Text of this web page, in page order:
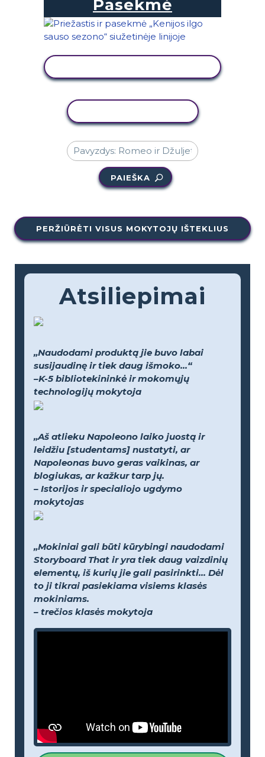
Pasekmė
PAIEŠKA
PERŽIŪRĖTI VISUS MOKYTOJŲ IŠTEKLIUS
Atsiliepimai
„Naudodami produktą jie buvo labai
susijaudinę ir tiek daug išmoko...“
–K-5 bibliotekininkė ir mokomųjų
technologijų mokytoja
„Aš atlieku Napoleono laiko juostą ir
leidžiu [studentams] nustatyti, ar
Napoleonas buvo geras vaikinas, ar
blogiukas, ar kažkur tarp jų.
– Istorijos ir specialiojo ugdymo
mokytojas
„Mokiniai gali būti kūrybingi naudodami
Storyboard That ir yra tiek daug vaizdinių
elementų, iš kurių jie gali pasirinkti... Dėl
to ji tikrai pasiekiama visiems klasės
mokiniams.
– trečios klasės mokytoja